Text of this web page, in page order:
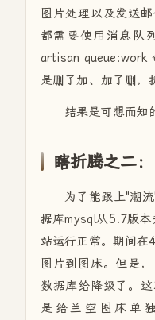
图片处理以及发送
都需要使用消息队
artisan queue:work
是删了加、加了删，
结果是可想而知
瞎折腾之二
为了能跟上"潮
据库mysql从5.7版
站运行正常。期间在
图片到图床。但是
数据库给降级了。
是给兰空图床单